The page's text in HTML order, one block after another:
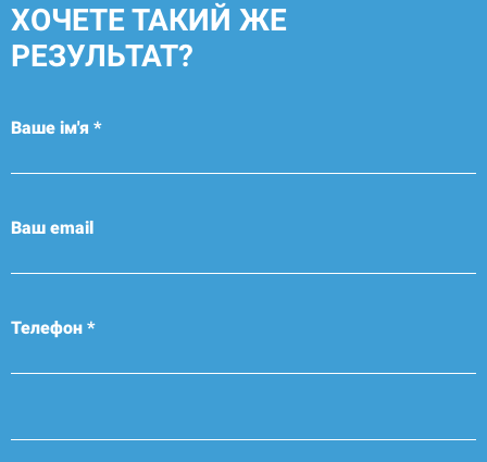
ХОЧЕТЕ ТАКИЙ ЖЕ
РЕЗУЛЬТАТ?
Ваше ім'я *
Ваш email
Телефон *